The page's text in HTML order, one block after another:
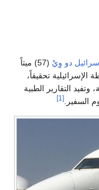
دو وِيْ
(57) ميتاً
الإسرائيلية تحقيقاً،
وتفيد التقارير الطبية
السفير.[1]